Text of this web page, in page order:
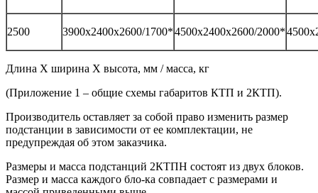
2500 3900х2400х2600/1700*4500х2400х2600/2000*
Длина Х ширина Х высота, мм / масса, кг
(Приложение 1 – общие схемы габаритов КТП и 2КТП).
Производитель оставляет за собой право изменить размер
подстанции в зависимости от ее комплектации, не
предупреждая об этом заказчика.
Размеры и масса подстанций 2КТПН состоят из двух блоков.
Размер и масса каждого бло-ка совпадает с размерами и